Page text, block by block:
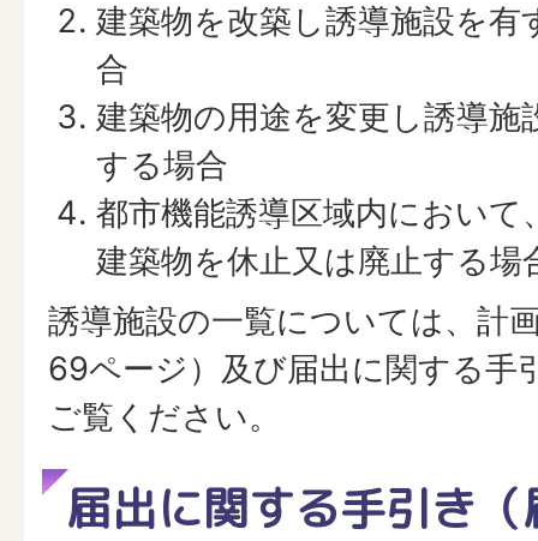
建築物を改築し誘導施設を有
合
建築物の用途を変更し誘導施
する場合
都市機能誘導区域内において
建築物を休止又は廃止する場
誘導施設の一覧については、計
69ページ）及び届出に関する手
ご覧ください。
届出に関する手引き